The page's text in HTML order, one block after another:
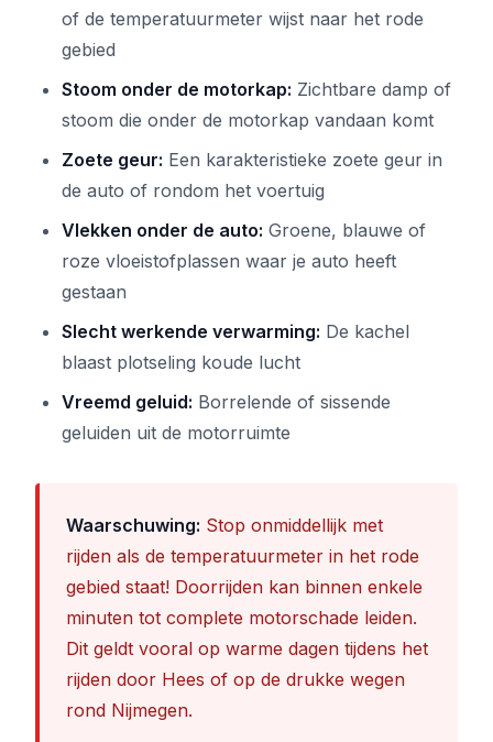
of de temperatuurmeter wijst naar het rode
gebied
Stoom onder de motorkap: Zichtbare damp of
stoom die onder de motorkap vandaan komt
Zoete geur: Een karakteristieke zoete geur in
de auto of rondom het voertuig
Vlekken onder de auto: Groene, blauwe of
roze vloeistofplassen waar je auto heeft
gestaan
Slecht werkende verwarming: De kachel
blaast plotseling koude lucht
Vreemd geluid: Borrelende of sissende
geluiden uit de motorruimte
Waarschuwing: Stop onmiddellijk met
rijden als de temperatuurmeter in het rode
gebied staat! Doorrijden kan binnen enkele
minuten tot complete motorschade leiden.
Dit geldt vooral op warme dagen tijdens het
rijden door Hees of op de drukke wegen
rond Nijmegen.